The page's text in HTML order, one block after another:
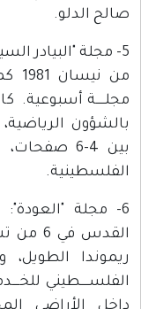
صالح الدلو.
5- مجلة "البيادر
مجلـــــة
بالشؤون
بين 4-6
الفلسطينية.
6- مجلة
ريموندا الطويل،
الفلســـــطيني